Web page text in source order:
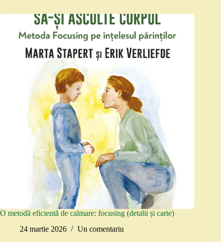
O metodă eficientă de calmare: focusing (detalii și carte)
24 martie 2026
Un comentariu